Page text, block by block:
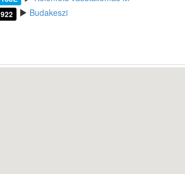
922 Budakeszi